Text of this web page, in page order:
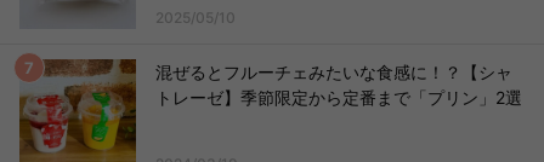
2025/05/10
混ぜるとフルーチェみたいな食感に！？【シャ
トレーゼ】季節限定から定番まで「プリン」2選